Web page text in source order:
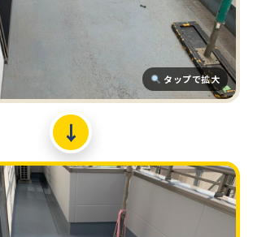
タップで拡大
↓